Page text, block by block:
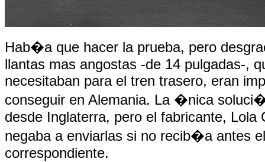
Hab�a que hacer la prueba, pero
llantas mas angostas -de 14 pulgadas-,
necesitaban para el tren trasero, eran
conseguir en Alemania. La �nica
desde Inglaterra, pero el fabricante, Lola
negaba a enviarlas si no recib�a antes
correspondiente.